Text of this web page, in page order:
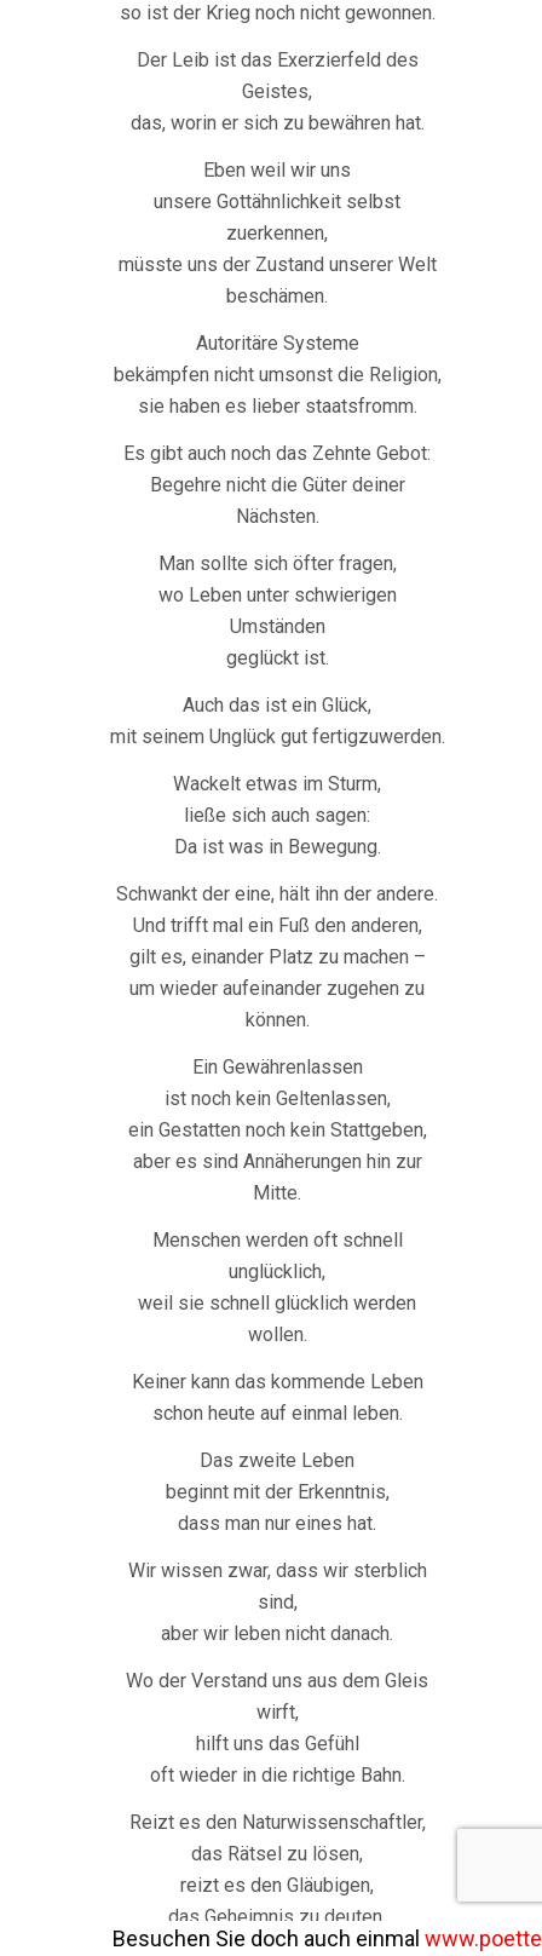
Besuchen Sie doch auch einmal www.poetter-
so ist der Krieg noch nicht gewonnen.
Der Leib ist das Exerzierfeld des
Geistes,
das, worin er sich zu bewähren hat.
Eben weil wir uns
unsere Gottähnlichkeit selbst
zuerkennen,
müsste uns der Zustand unserer Welt
beschämen.
Autoritäre Systeme
bekämpfen nicht umsonst die Religion,
sie haben es lieber staatsfromm.
Es gibt auch noch das Zehnte Gebot:
Begehre nicht die Güter deiner
Nächsten.
Man sollte sich öfter fragen,
wo Leben unter schwierigen
Umständen
geglückt ist.
Auch das ist ein Glück,
mit seinem Unglück gut fertigzuwerden.
Wackelt etwas im Sturm,
ließe sich auch sagen:
Da ist was in Bewegung.
Schwankt der eine, hält ihn der andere.
Und trifft mal ein Fuß den anderen,
gilt es, einander Platz zu machen –
um wieder aufeinander zugehen zu
können.
Ein Gewährenlassen
ist noch kein Geltenlassen,
ein Gestatten noch kein Stattgeben,
aber es sind Annäherungen hin zur
Mitte.
Menschen werden oft schnell
unglücklich,
weil sie schnell glücklich werden
wollen.
Keiner kann das kommende Leben
schon heute auf einmal leben.
Das zweite Leben
beginnt mit der Erkenntnis,
dass man nur eines hat.
Wir wissen zwar, dass wir sterblich
sind,
aber wir leben nicht danach.
Wo der Verstand uns aus dem Gleis
wirft,
hilft uns das Gefühl
oft wieder in die richtige Bahn.
Reizt es den Naturwissenschaftler,
das Rätsel zu lösen,
reizt es den Gläubigen,
das Geheimnis zu deuten.